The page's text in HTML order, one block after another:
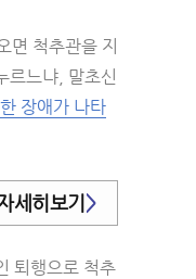
면 척추관을 지
르느냐, 말초신
장애가 나타
세히보기 >
퇴행으로 척추